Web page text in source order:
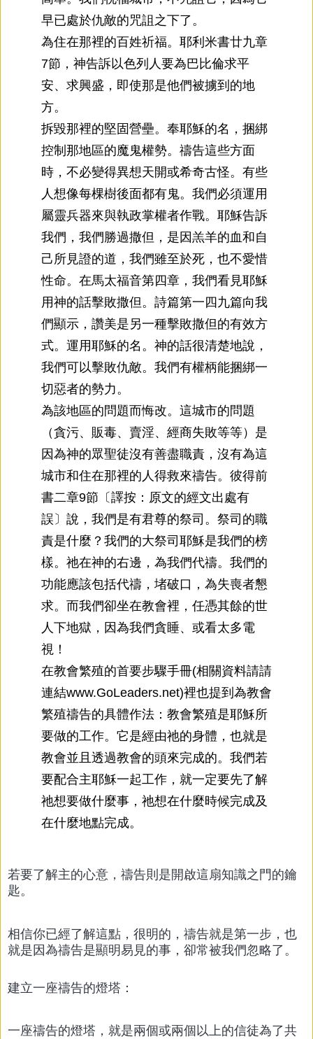
早已處於仇敵的咒詛之下了。
為住在那裡的百姓祈福。耶利米書廿九章
7節，神告訴以色列人要為巴比倫求平
安、求興盛，即使那是他們被擄到的地
方。
拆毀那裡的堅固營壘。奉耶穌的名，捆綁
控制那地區的魔鬼權勢。禱告這些方面
時，不必變得異想天開或希奇古怪。有些
人想像每棵樹後面都有鬼。我們必須運用
屬靈兵器來與執政掌權者作戰。耶穌告訴
我們，我們勝過撒但，是因羔羊的血和自
己所見證的道，我們雖至於死，也不愛惜
性命。在馬太福音第四章，我們看見耶穌
用神的話擊敗撒但。詩篇第一四九篇向我
們顯示，讚美是另一種擊敗撒但的有效方
式。運用耶穌的名。神的話很清楚地說，
我們可以擊敗仇敵。我們有權柄能捆綁一
切惡者的勢力。
為該地區的問題而悔改。這城市的問題
（貪污、販毒、賣淫、經商失敗等等）是
因為神的眾聖徒沒有善盡職責，沒有為這
城市和住在那裡的人得救來禱告。彼得前
書二章9節〔譯按：原文的經文出處有
誤〕說，我們是有君尊的祭司。祭司的職
責是什麼？我們的大祭司耶穌是我們的榜
樣。祂在神的右邊，為我們代禱。我們的
功能應該包括代禱，堵破口，為失喪者懇
求。而我們卻坐在教會裡，任憑其餘的世
人下地獄，因為我們貪睡、或看太多電
視！
在教會繁殖的首要步驟手冊(相關資料請請
連結www.GoLeaders.net)裡也提到為教會
繁殖禱告的具體作法：教會繁殖是耶穌所
要做的工作。它是經由祂的身體，也就是
教會並且透過教會的頭來完成的。我們若
要配合主耶穌一起工作，就一定要先了解
祂想要做什麼事，祂想在什麼時候完成及
在什麼地點完成。
若要了解主的心意，禱告則是開啟這扇知識之門的鑰
匙。
相信你已經了解這點，很明的，禱告就是第一步，也
就是因為禱告是顯明易見的事，卻常被我們忽略了。
建立一座禱告的燈塔：
一座禱告的燈塔，就是兩個或兩個以上的信徒為了共